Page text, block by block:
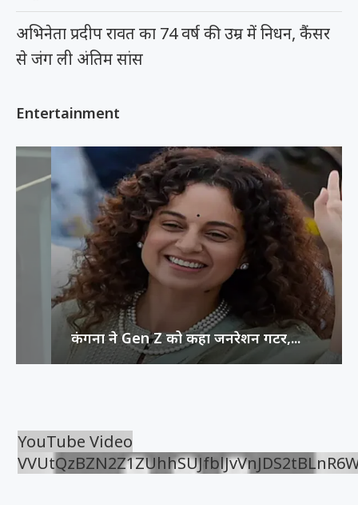
YouTube Video
अभिनेता प्रदीप रावत का 74 वर्ष की उम्र में निधन, कैंसर
से जंग ली अंतिम सांस
Entertainment
कंगना ने Gen Z को कहा जनरेशन गटर,...